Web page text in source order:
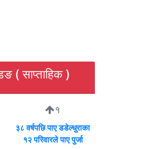
( साप्ताहिक )
१
३८ वर्षपछि पाए डडेल्धुराका
१२ परिवारले पाए पुर्जा